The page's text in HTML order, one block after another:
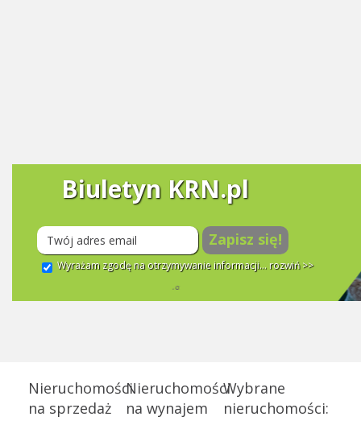
Biuletyn KRN.pl
Zapisz się!
Wyrażam zgodę na otrzymywanie informacji... rozwiń >>
Nieruchomości
na sprzedaż
Nieruchomości
na wynajem
Wybrane
nieruchomości: